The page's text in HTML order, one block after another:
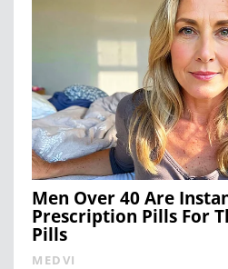
Men Over 40 Are
Prescription Pills For
Pills
MEDVI